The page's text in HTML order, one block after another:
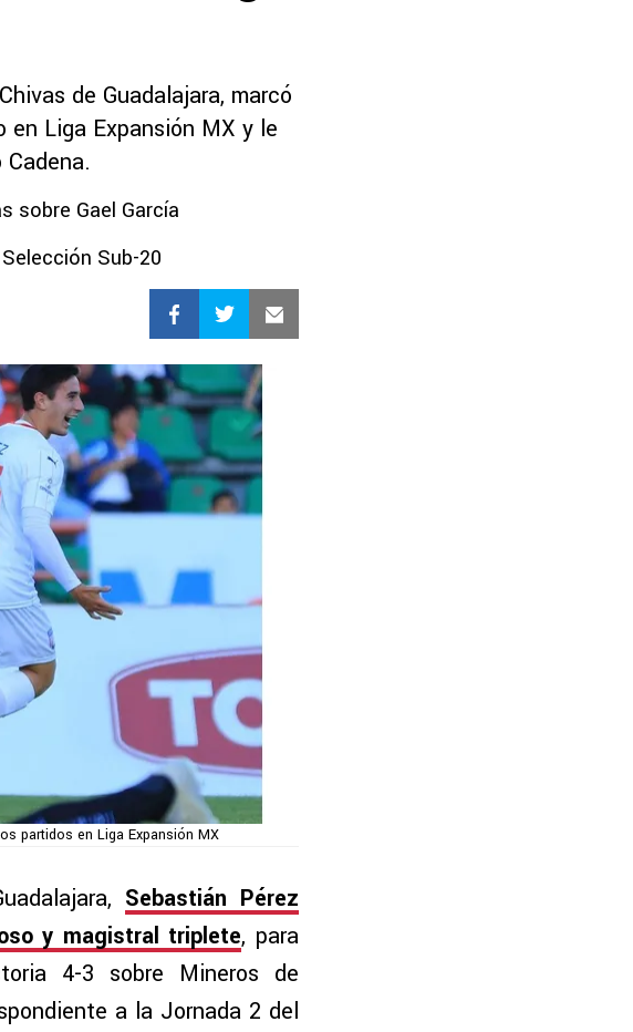
de Guadalajara, marcó
Liga Expansión MX y le
sobre Gael García
Sub-20
partidos en Liga Expansión MX
Sebastián Pérez
y magistral triplete, para
4-3 sobre Mineros de
a la Jornada 2 del